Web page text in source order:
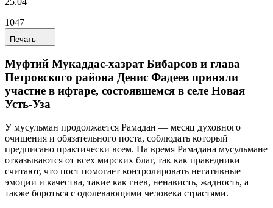
1047
Печать
Муфтий Мукаддас-хазрат Бибарсов и глава
Петровского района Денис Фадеев приняли
участие в ифтаре, состоявшемся в селе Новая
Усть-Уза
У мусульман продолжается Рамадан — месяц духовного
очищения и обязательного поста, соблюдать который
предписано практически всем. На время Рамадана мусульмане
отказываются от всех мирских благ, так как праведники
считают, что пост помогает контролировать негативные
эмоции и качества, такие как гнев, ненависть, жадность, а
также бороться с одолевающими человека страстями.